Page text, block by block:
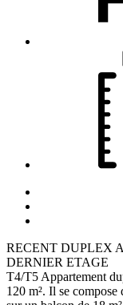
RECENT DUPLEX
DERNIER ETAGE
T4/T5 Appartement
120 m². Il se